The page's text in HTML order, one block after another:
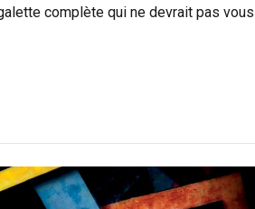
complète qui ne devrait pas